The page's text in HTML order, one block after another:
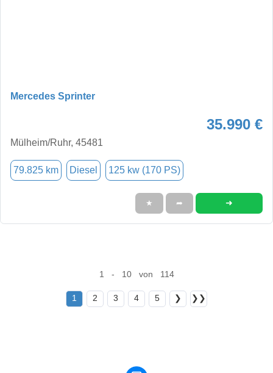
Mercedes Sprinter
35.990 €
Mülheim/Ruhr, 45481
79.825 km Diesel 125 kw (170 PS)
★ ➦ ➜
1 - 10 von 114
1 2 3 4 5 ❯ ❯❯